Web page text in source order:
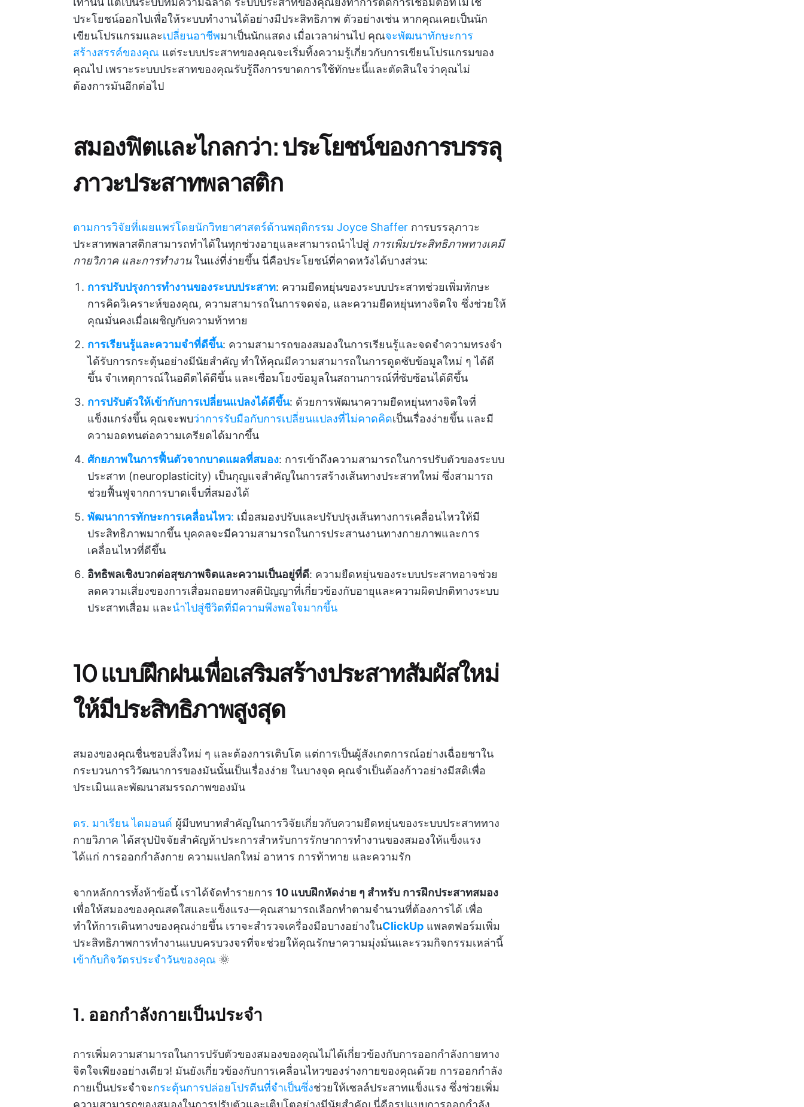
ประโยชน์ออกไปเพื่อให้ระบบทำงานได้อย่างมีประสิทธิภาพ ตัวอย่างเช่น หากคุณเคยเป็นนัก
เขียนโปรแกรมและเปลี่ยนอาชีพมาเป็นนักแสดง เมื่อเวลาผ่านไป คุณจะพัฒนาทักษะการ
สร้างสรรค์ของคุณ แต่ระบบประสาทของคุณจะเริ่มทิ้งความรู้เกี่ยวกับการเขียนโปรแกรมของ
คุณไป เพราะระบบประสาทของคุณรับรู้ถึงการขาดการใช้ทักษะนี้และตัดสินใจว่าคุณไม่
ต้องการมันอีกต่อไป
สมองฟิตและไกลกว่า: ประโยชน์ของการบรรลุ
ภาวะประสาทพลาสติก
ตามการวิจัยที่เผยแพร่โดยนักวิทยาศาสตร์ด้านพฤติกรรม Joyce Shaffer การบรรลุภาวะ
ประสาทพลาสติกสามารถทำได้ในทุกช่วงอายุและสามารถนำไปสู่ การเพิ่มประสิทธิภาพทางเคมี
กายวิภาค และการทำงานในแง่ที่ง่ายขึ้น นี่คือประโยชน์ที่คาดหวังได้บางส่วน:
การปรับปรุงการทำงานของระบบประสาท: ความยืดหยุ่นของระบบประสาทช่วยเพิ่มทักษะ
การคิดวิเคราะห์ของคุณ, ความสามารถในการจดจ่อ, และความยืดหยุ่นทางจิตใจ ซึ่งช่วยให้
คุณมั่นคงเมื่อเผชิญกับความท้าทาย
การเรียนรู้และความจำที่ดีขึ้น: ความสามารถของสมองในการเรียนรู้และจดจำความทรงจำ
ได้รับการกระตุ้นอย่างมีนัยสำคัญ ทำให้คุณมีความสามารถในการดูดซับข้อมูลใหม่ ๆ ได้ดี
ขึ้น จำเหตุการณ์ในอดีตได้ดีขึ้น และเชื่อมโยงข้อมูลในสถานการณ์ที่ซับซ้อนได้ดีขึ้น
การปรับตัวให้เข้ากับการเปลี่ยนแปลงได้ดีขึ้น: ด้วยการพัฒนาความยืดหยุ่นทางจิตใจที่
แข็งแกร่งขึ้น คุณจะพบว่าการรับมือกับการเปลี่ยนแปลงที่ไม่คาดคิดเป็นเรื่องง่ายขึ้น และมี
ความอดทนต่อความเครียดได้มากขึ้น
ศักยภาพในการฟื้นตัวจากบาดแผลที่สมอง: การเข้าถึงความสามารถในการปรับตัวของระบบ
ประสาท (neuroplasticity) เป็นกุญแจสำคัญในการสร้างเส้นทางประสาทใหม่ ซึ่งสามารถ
ช่วยฟื้นฟูจากการบาดเจ็บที่สมองได้
พัฒนาการทักษะการเคลื่อนไหว: เมื่อสมองปรับและปรับปรุงเส้นทางการเคลื่อนไหวให้มี
ประสิทธิภาพมากขึ้น บุคคลจะมีความสามารถในการประสานงานทางกายภาพและการ
เคลื่อนไหวที่ดีขึ้น
อิทธิพลเชิงบวกต่อสุขภาพจิตและความเป็นอยู่ที่ดี: ความยืดหยุ่นของระบบประสาทอาจช่วย
ลดความเสี่ยงของการเสื่อมถอยทางสติปัญญาที่เกี่ยวข้องกับอายุและความผิดปกติทางระบบ
ประสาทเสื่อม และนำไปสู่ชีวิตที่มีความพึงพอใจมากขึ้น
10 แบบฝึกฝนเพื่อเสริมสร้างประสาทสัมผัสใหม่
ให้มีประสิทธิภาพสูงสุด
สมองของคุณชื่นชอบสิ่งใหม่ ๆ และต้องการเติบโต แต่การเป็นผู้สังเกตการณ์อย่างเฉื่อยชาใน
กระบวนการวิวัฒนาการของมันนั้นเป็นเรื่องง่าย ในบางจุด คุณจำเป็นต้องก้าวอย่างมีสติเพื่อ
ประเมินและพัฒนาสมรรถภาพของมัน
ดร. มาเรียน ไดมอนด์ ผู้มีบทบาทสำคัญในการวิจัยเกี่ยวกับความยืดหยุ่นของระบบประสาททาง
กายวิภาค ได้สรุปปัจจัยสำคัญห้าประการสำหรับการรักษาการทำงานของสมองให้แข็งแรง
ได้แก่ การออกกำลังกาย ความแปลกใหม่ อาหาร การท้าทาย และความรัก
จากหลักการทั้งห้าข้อนี้ เราได้จัดทำรายการ 10 แบบฝึกหัดง่าย ๆ สำหรับ การฝึกประสาทสมอง
เพื่อให้สมองของคุณสดใสและแข็งแรง—คุณสามารถเลือกทำตามจำนวนที่ต้องการได้ เพื่อ
ทำให้การเดินทางของคุณง่ายขึ้น เราจะสำรวจเครื่องมือบางอย่างในClickUp แพลตฟอร์มเพิ่ม
ประสิทธิภาพการทำงานแบบครบวงจรที่จะช่วยให้คุณรักษาความมุ่งมั่นและรวมกิจกรรมเหล่านี้
เข้ากับกิจวัตรประจำวันของคุณ 🌞
1. ออกกำลังกายเป็นประจำ
การเพิ่มความสามารถในการปรับตัวของสมองของคุณไม่ได้เกี่ยวข้องกับการออกกำลังกายทาง
จิตใจเพียงอย่างเดียว! มันยังเกี่ยวข้องกับการเคลื่อนไหวของร่างกายของคุณด้วย การออกกำลัง
กายเป็นประจำจะกระตุ้นการปล่อยโปรตีนที่จำเป็นซึ่งช่วยให้เซลล์ประสาทแข็งแรง ซึ่งช่วยเพิ่ม
ความสามารถของสมองในการปรับตัวและเติบโตอย่างมีนัยสำคัญ นี่คือรูปแบบการออกกำลัง